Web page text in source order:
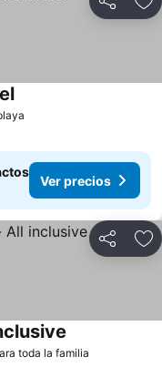
Compartir
Ver precios
Compartir
toda la familia